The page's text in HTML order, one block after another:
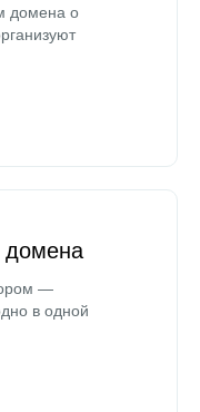
домена о
домена
—
в одной